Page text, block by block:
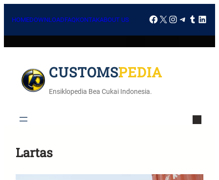
HOMEDOWNLOADFAQKONTAKABOUT US
CUSTOMSPEDIA
Ensiklopedia Bea Cukai Indonesia.
Lartas